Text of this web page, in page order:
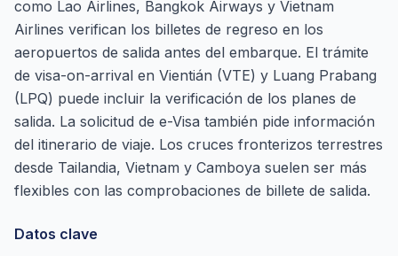
como Lao Airlines, Bangkok Airways y Vietnam
Airlines verifican los billetes de regreso en los
aeropuertos de salida antes del embarque. El trámite
de visa-on-arrival en Vientián (VTE) y Luang Prabang
(LPQ) puede incluir la verificación de los planes de
salida. La solicitud de e-Visa también pide información
del itinerario de viaje. Los cruces fronterizos terrestres
desde Tailandia, Vietnam y Camboya suelen ser más
flexibles con las comprobaciones de billete de salida.
Datos clave